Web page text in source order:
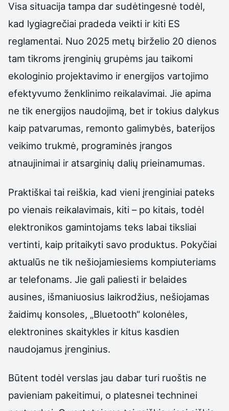
Visa situacija tampa dar sudėtingesnė todėl,
kad lygiagrečiai pradeda veikti ir kiti ES
reglamentai. Nuo 2025 metų birželio 20 dienos
tam tikroms įrenginių grupėms jau taikomi
ekologinio projektavimo ir energijos vartojimo
efektyvumo ženklinimo reikalavimai. Jie apima
ne tik energijos naudojimą, bet ir tokius dalykus
kaip patvarumas, remonto galimybės, baterijos
veikimo trukmė, programinės įrangos
atnaujinimai ir atsarginių dalių prieinamumas.
Praktiškai tai reiškia, kad vieni įrenginiai pateks
po vienais reikalavimais, kiti – po kitais, todėl
elektronikos gamintojams teks labai tiksliai
vertinti, kaip pritaikyti savo produktus. Pokyčiai
aktualūs ne tik nešiojamiesiems kompiuteriams
ar telefonams. Jie gali paliesti ir belaides
ausines, išmaniuosius laikrodžius, nešiojamas
žaidimų konsoles, „Bluetooth“ kolonėles,
elektronines skaitykles ir kitus kasdien
naudojamus įrenginius.
Būtent todėl verslas jau dabar turi ruoštis ne
pavieniam pakeitimui, o platesnei techninei